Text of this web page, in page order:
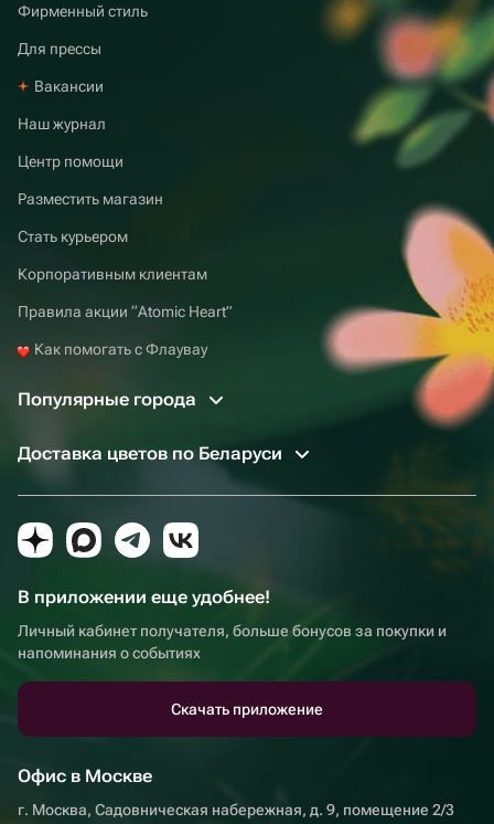
Фирменный стиль
Для прессы
Вакансии
Наш журнал
Центр помощи
Разместить магазин
Стать курьером
Корпоративным клиентам
Правила акции “Atomic Heart”
Как помогать с Флаувау
Популярные города
Доставка цветов по Беларуси
В приложении еще удобнее!
Личный кабинет получателя, больше бонусов за покупки и
напоминания о событиях
Скачать приложение
Офис в Москве
г. Москва, Садовническая набережная, д. 9, помещение 2/3